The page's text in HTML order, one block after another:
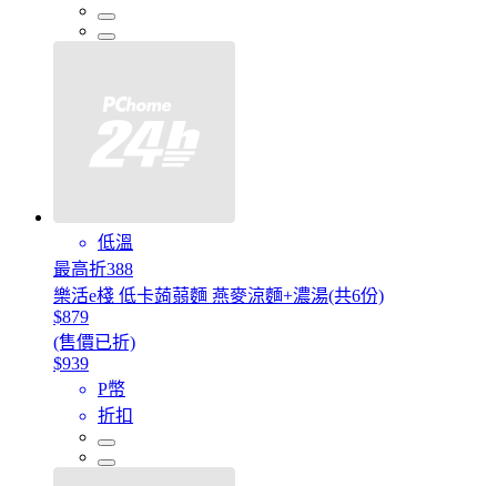
低溫
最高折388
樂活e棧 低卡蒟蒻麵 燕麥涼麵+濃湯(共6份)
$879
(售價已折)
$939
P幣
折扣